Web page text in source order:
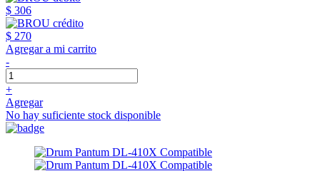
$ 306
$ 270
Agregar a mi carrito
-
+
Agregar
No hay suficiente stock disponible